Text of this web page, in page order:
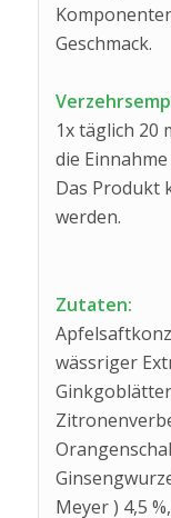
Geschmack.
1x täglich 20
die
Das Produkt
werden.
Zutaten:
wässriger
Meyer ) 4,5